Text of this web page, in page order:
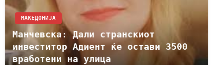
МАКЕДОНИЈА
Манчевска: Дали странскиот
инвеститор Адиент ќе остави 3500
вработени на улица